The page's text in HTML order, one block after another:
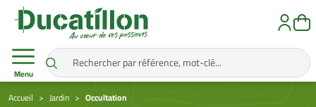
Menu
Accueil Jardin Occultation